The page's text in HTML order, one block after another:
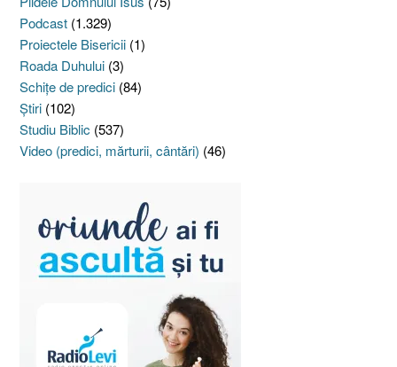
Podcast (1.329)
Proiectele Bisericii (1)
Roada Duhului (3)
Schiţe de predici (84)
Ştiri (102)
Studiu Biblic (537)
Video (predici, mărturii, cântări) (46)